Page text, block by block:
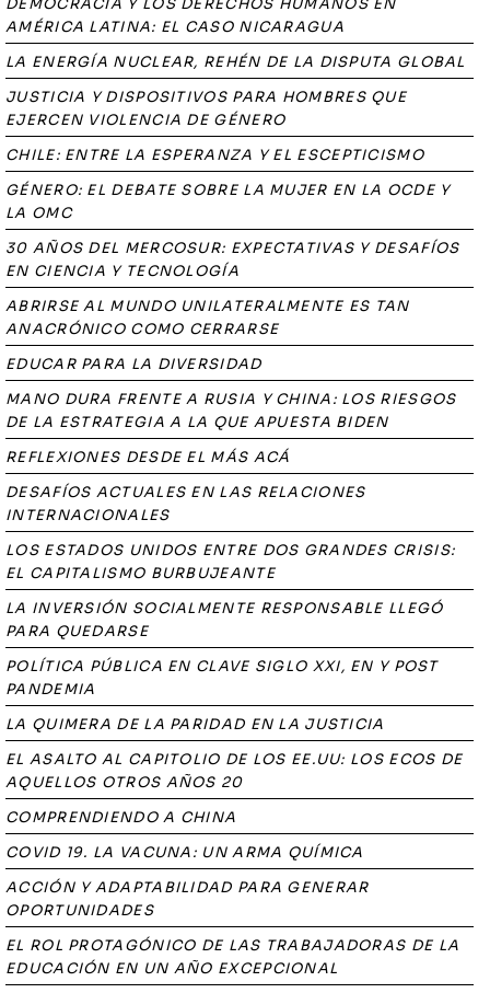
DEMOCRACIA Y LOS DERECHOS HUMANOS EN
AMÉRICA LATINA: EL CASO NICARAGUA
LA ENERGÍA NUCLEAR, REHÉN DE LA DISPUTA GLOBAL
JUSTICIA Y DISPOSITIVOS PARA HOMBRES QUE
EJERCEN VIOLENCIA DE GÉNERO
CHILE: ENTRE LA ESPERANZA Y EL ESCEPTICISMO
GÉNERO: EL DEBATE SOBRE LA MUJER EN LA OCDE Y
LA OMC
30 AÑOS DEL MERCOSUR: EXPECTATIVAS Y DESAFÍOS
EN CIENCIA Y TECNOLOGÍA
ABRIRSE AL MUNDO UNILATERALMENTE ES TAN
ANACRÓNICO COMO CERRARSE
EDUCAR PARA LA DIVERSIDAD
MANO DURA FRENTE A RUSIA Y CHINA: LOS RIESGOS
DE LA ESTRATEGIA A LA QUE APUESTA BIDEN
REFLEXIONES DESDE EL MÁS ACÁ
DESAFÍOS ACTUALES EN LAS RELACIONES
INTERNACIONALES
LOS ESTADOS UNIDOS ENTRE DOS GRANDES CRISIS:
EL CAPITALISMO BURBUJEANTE
LA INVERSIÓN SOCIALMENTE RESPONSABLE LLEGÓ
PARA QUEDARSE
POLÍTICA PÚBLICA EN CLAVE SIGLO XXI, EN Y POST
PANDEMIA
LA QUIMERA DE LA PARIDAD EN LA JUSTICIA
EL ASALTO AL CAPITOLIO DE LOS EE.UU: LOS ECOS DE
AQUELLOS OTROS AÑOS 20
COMPRENDIENDO A CHINA
COVID 19. LA VACUNA: UN ARMA QUÍMICA
ACCIÓN Y ADAPTABILIDAD PARA GENERAR
OPORTUNIDADES
EL ROL PROTAGÓNICO DE LAS TRABAJADORAS DE LA
EDUCACIÓN EN UN AÑO EXCEPCIONAL